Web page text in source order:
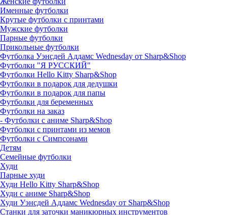
Именные футболки
Крутые футболки с принтами
Мужские футболки
Парные футболки
Прикольные футболки
Футболка Уэнсдей Аддамс Wednesday от Sharp&Shop
Футболки "Я РУССКИЙ"
Футболки Hello Kitty Sharp&Shop
Футболки в подарок для дедушки
Футболки в подарок для папы
Футболки для беременных
Футболки на заказ
- Футболки с аниме Sharp&Shop
Футболки с принтами из мемов
Футболки с Симпсонами
Детям
Семейные футболки
Худи
Парные худи
Худи Hello Kitty Sharp&Shop
Худи с аниме Sharp&Shop
Худи Уэнсдей Аддамс Wednesday от Sharp&Shop
Станки для заточки маникюрных инструментов